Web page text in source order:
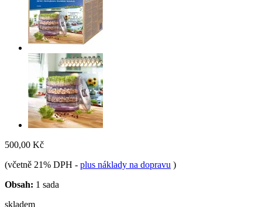
500,00 Kč
(včetně 21% DPH - plus náklady na dopravu )
Obsah: 1 sada
skladem